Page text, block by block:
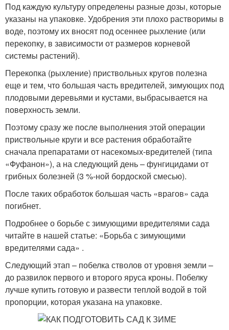
Под каждую культуру определены разные дозы, которые
указаны на упаковке. Удобрения эти плохо растворимы в
воде, поэтому их вносят под осеннее рыхление (или
перекопку, в зависимости от размеров корневой
системы растений).
Перекопка (рыхление) приствольных кругов полезна
еще и тем, что большая часть вредителей, зимующих под
плодовыми деревьями и кустами, выбрасывается на
поверхность земли.
Поэтому сразу же после выполнения этой операции
приствольные круги и все растения обработайте
сначала препаратами от насекомых-вредителей (типа
«Фуфанон»), а на следующий день – фунгицидами от
грибных болезней (3 %-ной бордоской смесью).
После таких обработок большая часть «врагов» сада
погибнет.
Подробнее о борьбе с зимующими вредителями сада
читайте в нашей статье: «Борьба с зимующими
вредителями сада» .
Следующий этап – побелка стволов от уровня земли –
до развилок первого и второго яруса кроны. Побелку
лучше купить готовую и развести теплой водой в той
пропорции, которая указана на упаковке.